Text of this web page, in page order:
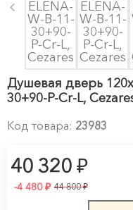
Душевая дверь
30+90-P-Cr-L,
Код товара: 23983
40 320 ₽
-4 480₽ 44 800₽